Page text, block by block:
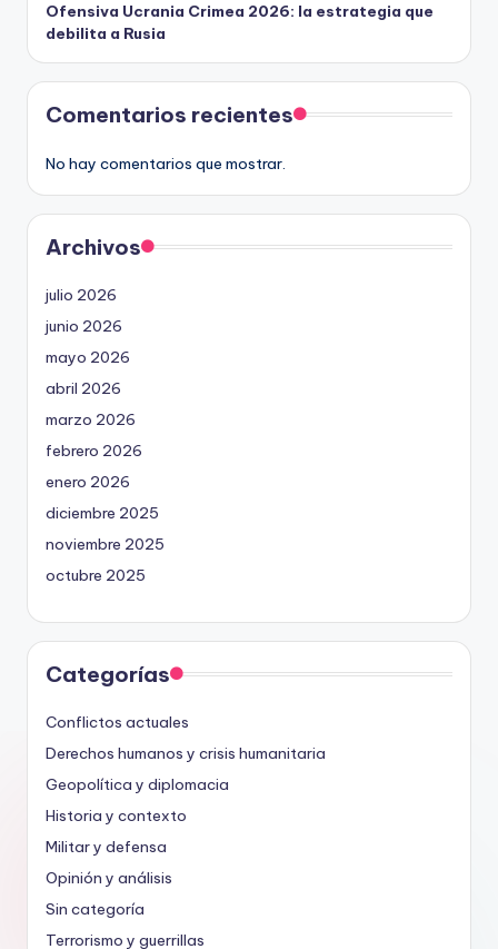
Ofensiva Ucrania Crimea 2026: la estrategia que
debilita a Rusia
Comentarios recientes
No hay comentarios que mostrar.
Archivos
julio 2026
junio 2026
mayo 2026
abril 2026
marzo 2026
febrero 2026
enero 2026
diciembre 2025
noviembre 2025
octubre 2025
Categorías
Conflictos actuales
Derechos humanos y crisis humanitaria
Geopolítica y diplomacia
Historia y contexto
Militar y defensa
Opinión y análisis
Sin categoría
Terrorismo y guerrillas